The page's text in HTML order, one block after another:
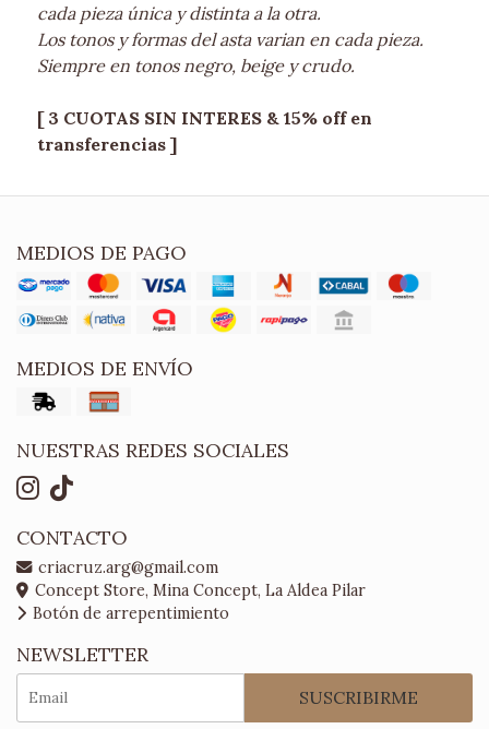
cada pieza única y distinta a la otra.
Los tonos y formas del asta varian en cada pieza.
Siempre en tonos negro, beige y crudo.
[ 3 CUOTAS SIN INTERES & 15% off en
transferencias ]
MEDIOS DE PAGO
MEDIOS DE ENVÍO
NUESTRAS REDES SOCIALES
CONTACTO
criacruz.arg@gmail.com
Concept Store, Mina Concept, La Aldea Pilar
Botón de arrepentimiento
NEWSLETTER
SUSCRIBIRME